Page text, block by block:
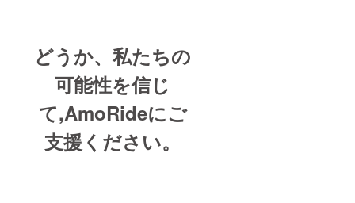
どうか、私たちの
可能性を信じ
て,AmoRideにご
支援ください。